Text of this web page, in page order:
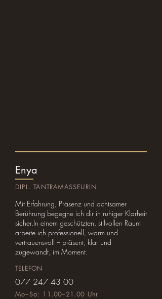
Enya
DIPL. TANTRAMASSEURIN
Mit Erfahrung, Präsenz und achtsamer
Berührung begegne ich dir in ruhiger Klarheit
sicher.In einem geschützten, stilvollen Raum
arbeite ich professionell, warm und
vertrauensvoll – präsent, klar und
zugewandt, im Moment.
TELEFON
077 247 43 00
Mo–Sa: 11.00–21.00 Uhr